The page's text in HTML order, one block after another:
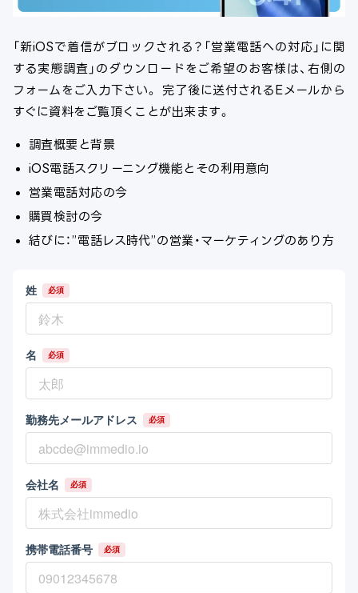
「新iOSで着信がブロックされる？「営業電話への対応」に関
する実態調査」のダウンロードをご希望のお客様は、右側の
フォームをご入力下さい。 完了後に送付されるEメールから
すぐに資料をご覧頂くことが出来ます。
調査概要と背景
iOS電話スクリーニング機能とその利用意向
営業電話対応の今
購買検討の今
結びに：”電話レス時代”の営業・マーケティングのあり方